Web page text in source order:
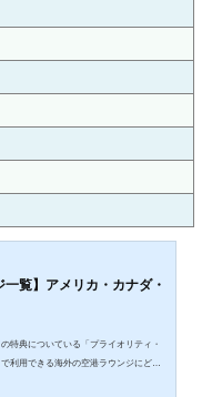
一覧】アメリカ・カナダ・
特典についている「プライオリティ・
利用できる海外の空港ラウンジにどの